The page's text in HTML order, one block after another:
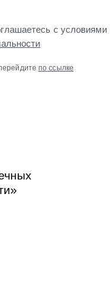
с условиями
по ссылке